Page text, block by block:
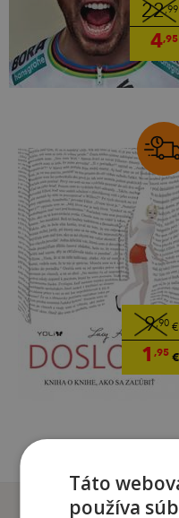
22,99
4,95
9,90 €
1 ,95 €
Zákazníci,
Táto
používa